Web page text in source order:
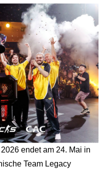
endet am 24. Mai in
Team Legacy